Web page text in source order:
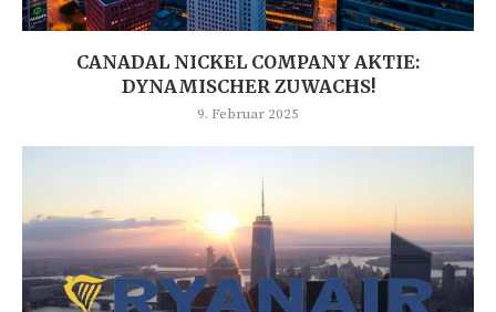
CANADAL NICKEL COMPANY AKTIE:
DYNAMISCHER ZUWACHS!
9. Februar 2025